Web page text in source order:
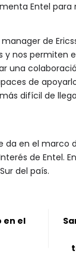
Entel para
de
nos permiten
una
de
difícil de
en el marco
de Entel.
del país.
en el